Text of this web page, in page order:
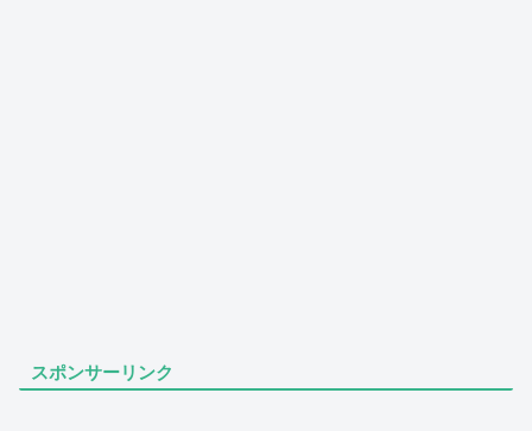
スポンサーリンク